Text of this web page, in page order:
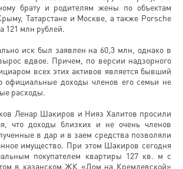
брату и родителям жены по объектам
Татарстане и Москве, а также Porsche
121 млн рублей.
иск был заявлен на 60,3 млн, однако в
вдвое. Причем, по версии надзорного
всех этих активов является бывший
доходы членов его семьи не
расходы.
Ленар Шакиров и Нияз Халитов просили
что доходы близких и не очень членов
в дар и в заем средства позволяли
имущество. При этом Шакиров сегодня
покупателем квартиры 127 кв. м с
в казанском ЖК «Дом на Кремлевской»